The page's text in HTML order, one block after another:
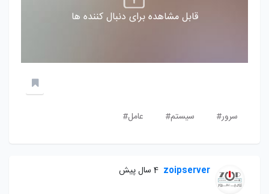
قابل مشاهده برای دنبال کننده ها
سرور# سیستم# عامل#
zoipserver 4 سال پیش